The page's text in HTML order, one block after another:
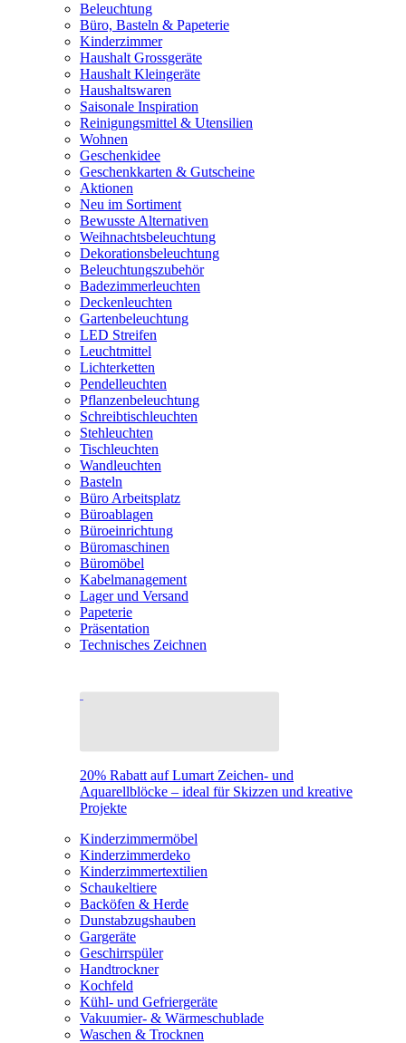
Beleuchtung
Büro, Basteln & Papeterie
Kinderzimmer
Haushalt Grossgeräte
Haushalt Kleingeräte
Haushaltswaren
Saisonale Inspiration
Reinigungsmittel & Utensilien
Wohnen
Geschenkidee
Geschenkkarten & Gutscheine
Aktionen
Neu im Sortiment
Bewusste Alternativen
Weihnachtsbeleuchtung
Dekorationsbeleuchtung
Beleuchtungszubehör
Badezimmerleuchten
Deckenleuchten
Gartenbeleuchtung
LED Streifen
Leuchtmittel
Lichterketten
Pendelleuchten
Pflanzenbeleuchtung
Schreibtischleuchten
Stehleuchten
Tischleuchten
Wandleuchten
Basteln
Büro Arbeitsplatz
Büroablagen
Büroeinrichtung
Büromaschinen
Büromöbel
Kabelmanagement
Lager und Versand
Papeterie
Präsentation
Technisches Zeichnen
20% Rabatt auf Lumart Zeichen- und
Aquarellblöcke – ideal für Skizzen und kreative
Projekte
Kinderzimmermöbel
Kinderzimmerdeko
Kinderzimmertextilien
Schaukeltiere
Backöfen & Herde
Dunstabzugshauben
Gargeräte
Geschirrspüler
Handtrockner
Kochfeld
Kühl- und Gefriergeräte
Vakuumier- & Wärmeschublade
Waschen & Trocknen